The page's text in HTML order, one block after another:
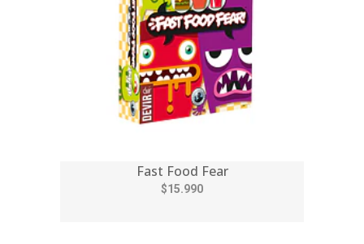
Fast Food Fear
$15.990